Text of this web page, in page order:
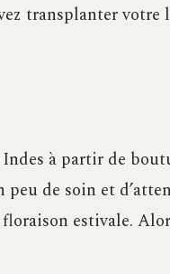
transplanter votre
à partir de
peu de soin et
estivale.